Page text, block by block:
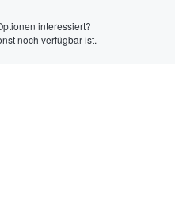
interessiert?
noch verfügbar ist.